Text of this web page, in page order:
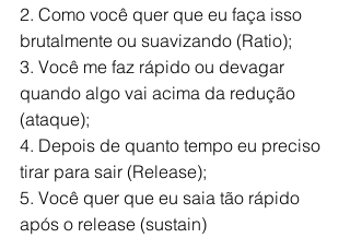
2. Como você quer que eu faça isso
brutalmente ou suavizando (Ratio);
3. Você me faz rápido ou devagar
quando algo vai acima da redução
(ataque);
4. Depois de quanto tempo eu preciso
tirar para sair (Release);
5. Você quer que eu saia tão rápido
após o release (sustain)